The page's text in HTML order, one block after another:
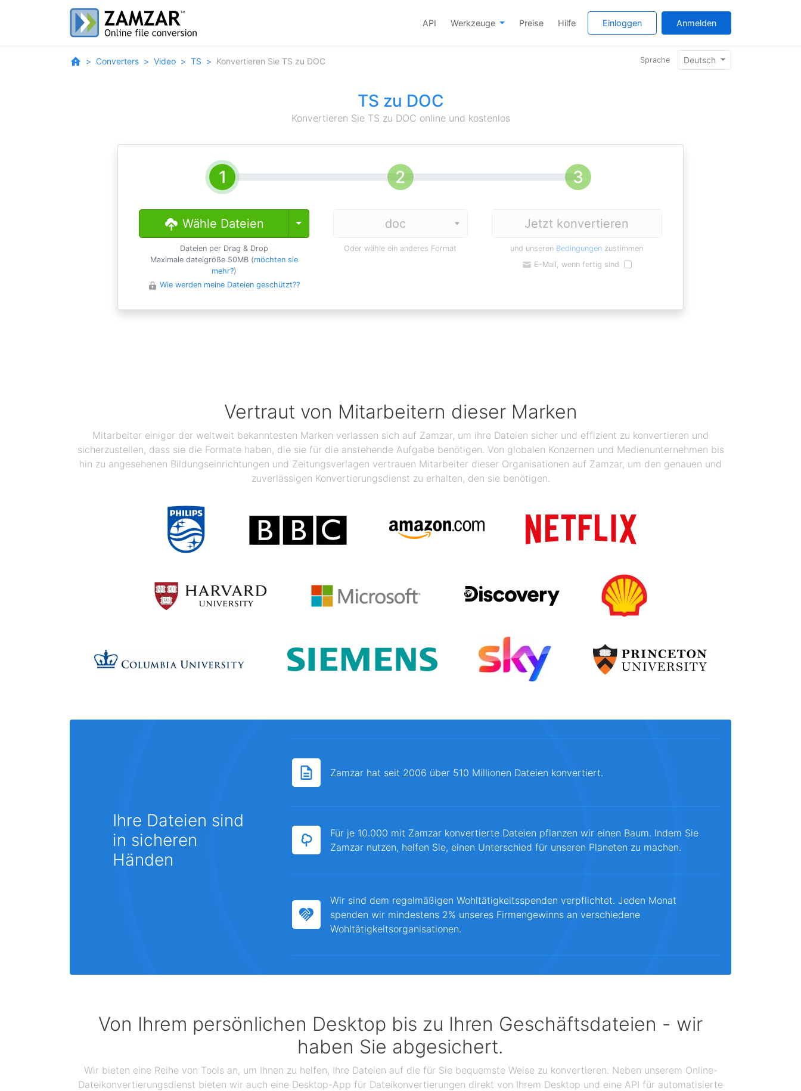
API Werkzeuge Preise Hilfe Einloggen Anmelden
Converters Video TS Konvertieren Sie TS zu DOC Sprache Deutsch
TS zu DOC
Konvertieren Sie TS zu DOC online und kostenlos
Wähle Dateien Toggle Dropdown
Dateien per Drag & Drop
Maximale dateigröße 50MB (möchten sie
mehr?)
Wie werden meine Dateien geschützt??
Oder wähle ein anderes Format
Jetzt konvertieren
und unseren Bedingungen zustimmen
E-Mail, wenn fertig sind
Vertraut von Mitarbeitern dieser Marken
Mitarbeiter einiger der weltweit bekanntesten Marken verlassen sich auf Zamzar, um ihre Dateien sicher und effizient zu konvertieren und
sicherzustellen, dass sie die Formate haben, die sie für die anstehende Aufgabe benötigen. Von globalen Konzernen und Medienunternehmen bis
hin zu angesehenen Bildungseinrichtungen und Zeitungsverlagen vertrauen Mitarbeiter dieser Organisationen auf Zamzar, um den genauen und
zuverlässigen Konvertierungsdienst zu erhalten, den sie benötigen.
Ihre Dateien sind
in sicheren
Händen
Zamzar hat seit 2006 über 510 Millionen Dateien konvertiert.
Für je 10.000 mit Zamzar konvertierte Dateien pflanzen wir einen Baum. Indem Sie
Zamzar nutzen, helfen Sie, einen Unterschied für unseren Planeten zu machen.
Wir sind dem regelmäßigen Wohltätigkeitsspenden verpflichtet. Jeden Monat
spenden wir mindestens 2% unseres Firmengewinns an verschiedene
Wohltätigkeitsorganisationen.
Von Ihrem persönlichen Desktop bis zu Ihren Geschäftsdateien - wir
haben Sie abgesichert.
Wir bieten eine Reihe von Tools an, um Ihnen zu helfen, Ihre Dateien auf die für Sie bequemste Weise zu konvertieren. Neben unserem Online-
Dateikonvertierungsdienst bieten wir auch eine Desktop-App für Dateikonvertierungen direkt von Ihrem Desktop und eine API für automatisierte